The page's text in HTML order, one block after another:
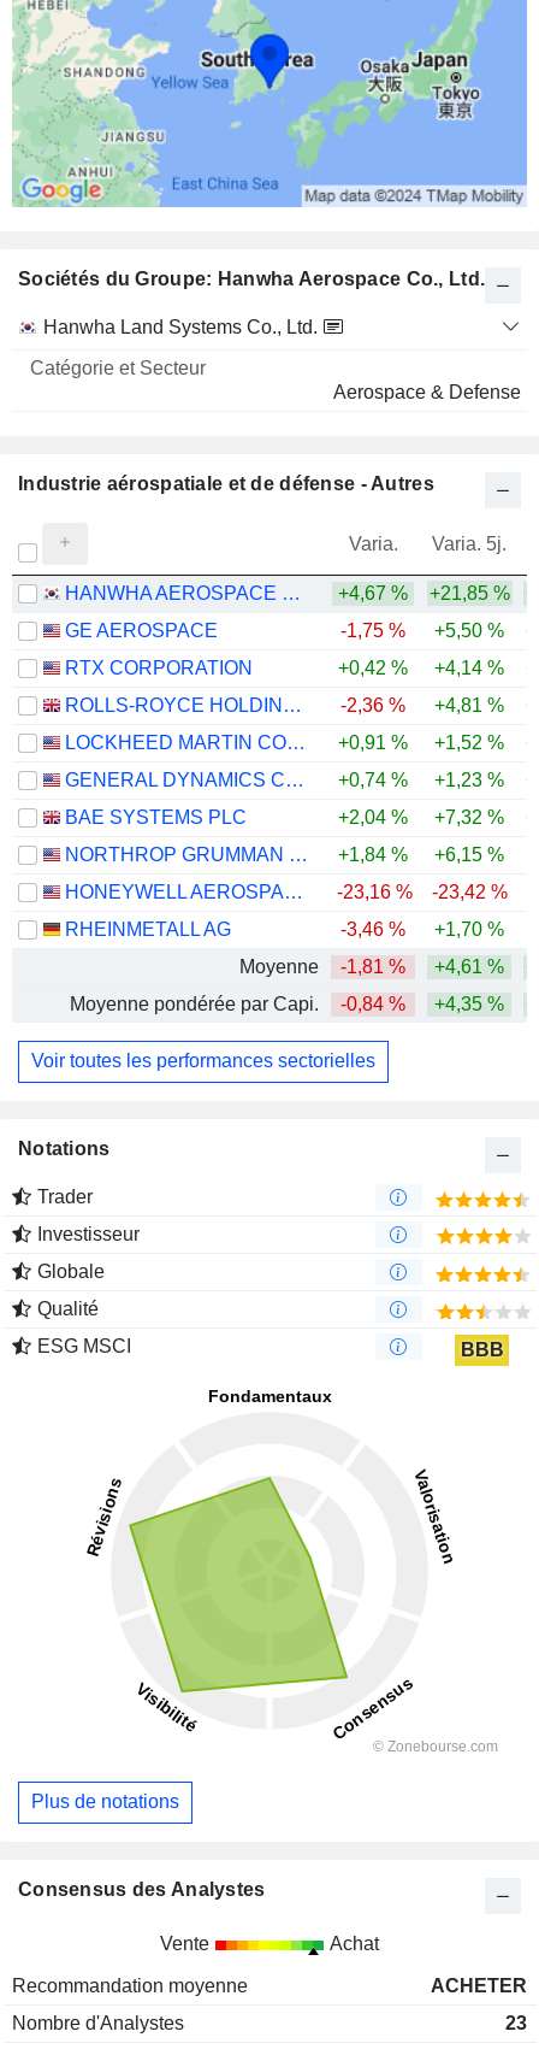
Sociétés du Groupe: Hanwha Aerospace Co., Ltd.
Nom
Catégorie
Secteur
Hanwha Land Systems Co., Ltd.
Aerospace & Defense
Industrie aérospatiale et de défense - Autres
Varia. Varia. 5j.
HANWHA AEROSPACE CO., LTD. +4,67 % +21,85 %
GE AEROSPACE
-1,75 % +5,50 %
RTX CORPORATION
+0,42 % +4,14 %
ROLLS-ROYCE HOLDINGS PLC
-2,36 % +4,81 %
LOCKHEED MARTIN CORPORATION
+0,91 % +1,52 %
GENERAL DYNAMICS CORPORATION
+0,74 % +1,23 %
BAE SYSTEMS PLC
+2,04 % +7,32 %
NORTHROP GRUMMAN CORPORATION
+1,84 % +6,15 %
HONEYWELL AEROSPACE INC.
-23,16 %
-23,42 %
RHEINMETALL AG
-3,46 % +1,70 %
Moyenne
-1,81 % +4,61 %
Moyenne pondérée par Capi.
-0,84 % +4,35 %
Voir toutes les performances sectorielles
Notations
Trader
Investisseur
Globale
Qualité
ESG MSCI
BBB
Plus de notations
Consensus des Analystes
Vente Achat
Recommandation moyenne
ACHETER
Nombre d'Analystes
23